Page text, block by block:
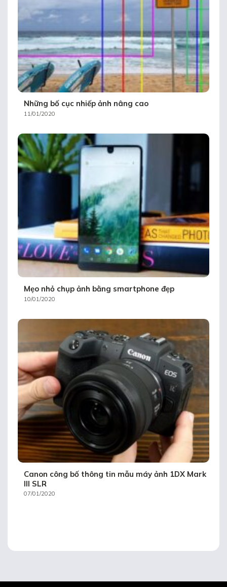
Những bố cục nhiếp ảnh nâng cao
11/01/2020
Mẹo nhỏ chụp ảnh bằng smartphone đẹp
10/01/2020
Canon công bố thông tin mẫu máy ảnh 1DX Mark
III SLR
07/01/2020